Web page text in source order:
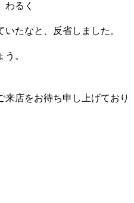
わるく
たなと、反省しました。
。
店をお待ち申し上げており